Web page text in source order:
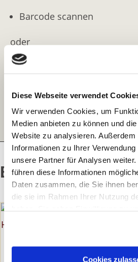
Diese Webseite verwendet
Wir verwenden Cookies, um
Medien anbieten zu können und
Website zu analysieren. Außerdem
Informationen zu Ihrer
unsere Partner für Analysen
führen diese Informationen
Daten zusammen, die Sie ihnen
die sie im Rahmen Ihrer Nutzung
Erfahren Sie in unserer
darüber, wer wir sind, wie Sie uns
Cookies
Barcode scannen
oder
Integrierte Texterkennung
oder
Direkt den gesuchten
Empfohlene